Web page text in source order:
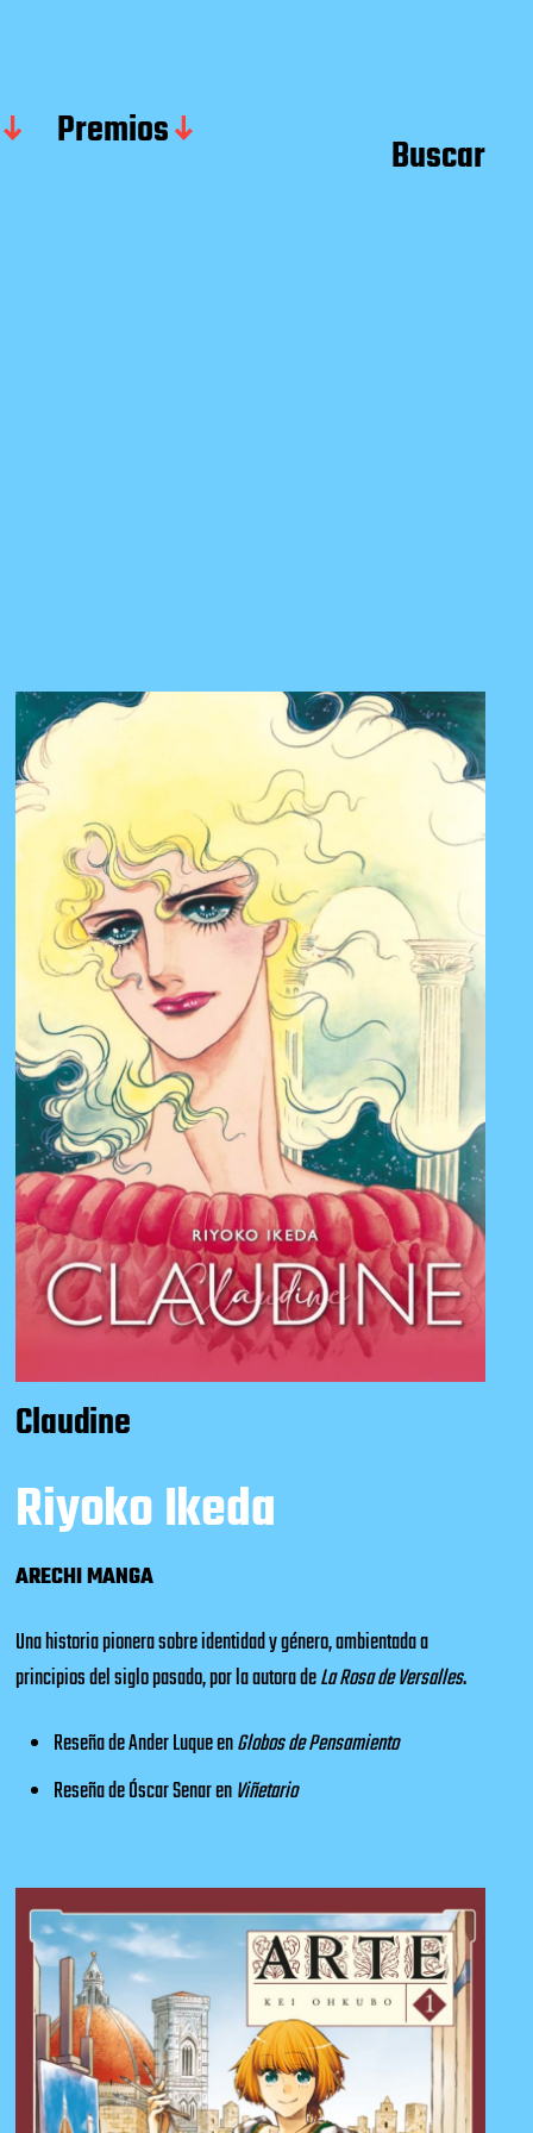
Premios Buscar
Claudine
Riyoko Ikeda
ARECHI MANGA
Una historia pionera sobre identidad y género, ambientada a
principios del siglo pasado, por la autora deLa Rosa de Versalles.
Reseña de Ander Luque enGlobos de Pensamiento
Reseña de Óscar Senar enViñetario